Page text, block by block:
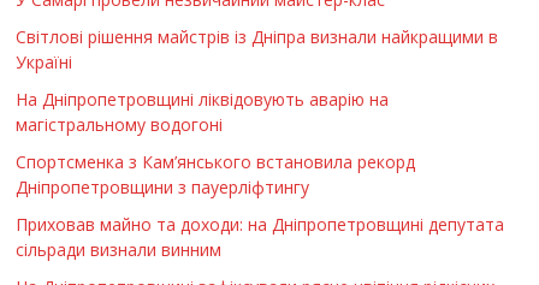
Світлові рішення майстрів із Дніпра визнали найкращими в
Україні
На Дніпропетровщині ліквідовують аварію на
магістральному водогоні
Спортсменка з Кам’янського встановила рекорд
Дніпропетровщини з пауерліфтингу
Приховав майно та доходи: на Дніпропетровщині депутата
сільради визнали винним